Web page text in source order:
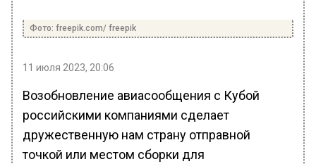
Фото: freepik.com/ freepik
11 июля 2023, 20:06
Возобновление авиасообщения с Кубой
российскими компаниями сделает
дружественную нам страну отправной
точкой или местом сборки для